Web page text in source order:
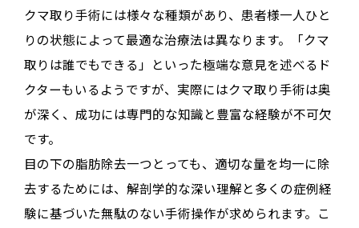
クマ取り手術には様々な種類があり、患者様一人ひと
りの状態によって最適な治療法は異なります。「クマ
取りは誰でもできる」といった極端な意見を述べるド
クターもいるようですが、実際にはクマ取り手術は奥
が深く、成功には専門的な知識と豊富な経験が不可欠
です。
目の下の脂肪除去一つとっても、適切な量を均一に除
去するためには、解剖学的な深い理解と多くの症例経
験に基づいた無駄のない手術操作が求められます。こ